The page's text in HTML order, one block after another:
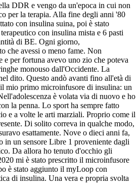
DDR e vengo da un'epoca in cui non
per la terapia. Alla fine degli anni '80
con insulina suina, poi è stato
con insulina mista e 6 pasti
di BE. Ogni giorno,
che avessi o meno fame. Non
e per fortuna avevo uno zio che poteva
monouso dall'Occidente. La
dito. Questo andò avanti fino all'età di
mio primo microinfusore di insulina: un
è volata via di nuovo e ho
la penna. Lo sport ha sempre fatto
e a volte le arti marziali. Proprio come il
Di solito correva in qualche modo,
esattamente. Nove o dieci anni fa,
in un sensore Libre 1 proveniente dagli
Da allora ho tenuto d'occhio gli
mi è stato prescritto il microinfusore
è stato aggiunto il myLoop con
di insulina. Una vera e propria svolta